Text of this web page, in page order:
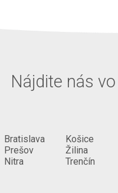
Nájdite nás
Bratislava
Prešov
Nitra
Košice
Žilina
Trenčín